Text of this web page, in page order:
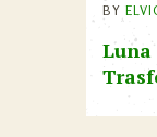
BY
Luna